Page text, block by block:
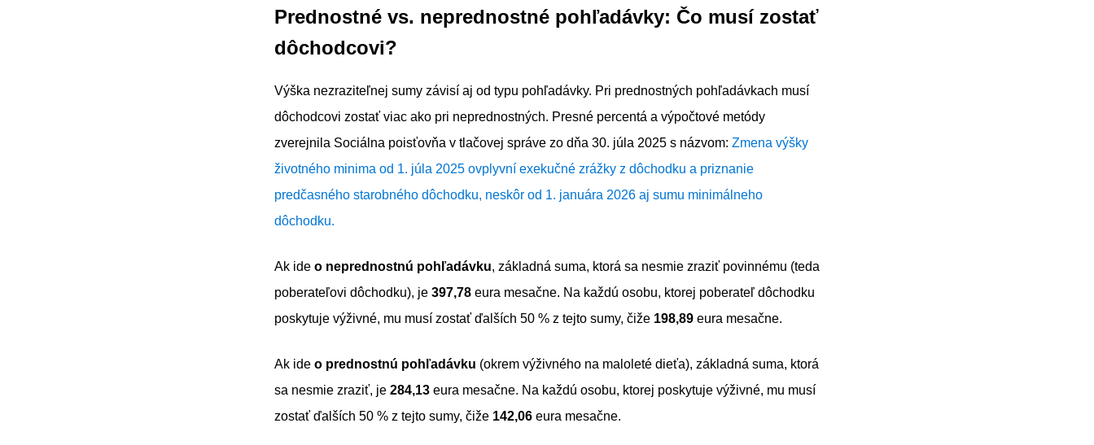
Prednostné vs. neprednostné pohľadávky: Čo musí zostať
dôchodcovi?
Výška nezraziteľnej sumy závisí aj od typu pohľadávky. Pri prednostných pohľadávkach musí
dôchodcovi zostať viac ako pri neprednostných. Presné percentá a výpočtové metódy
zverejnila Sociálna poisťovňa v tlačovej správe zo dňa 30. júla 2025 s názvom: Zmena výšky
životného minima od 1. júla 2025 ovplyvní exekučné zrážky z dôchodku a priznanie
predčasného starobného dôchodku, neskôr od 1. januára 2026 aj sumu minimálneho
dôchodku.
Ak ide o neprednostnú pohľadávku, základná suma, ktorá sa nesmie zraziť povinnému (teda
poberateľovi dôchodku), je 397,78 eura mesačne. Na každú osobu, ktorej poberateľ dôchodku
poskytuje výživné, mu musí zostať ďalších 50 % z tejto sumy, čiže 198,89 eura mesačne.
Ak ide o prednostnú pohľadávku (okrem výživného na maloleté dieťa), základná suma, ktorá
sa nesmie zraziť, je 284,13 eura mesačne. Na každú osobu, ktorej poskytuje výživné, mu musí
zostať ďalších 50 % z tejto sumy, čiže 142,06 eura mesačne.